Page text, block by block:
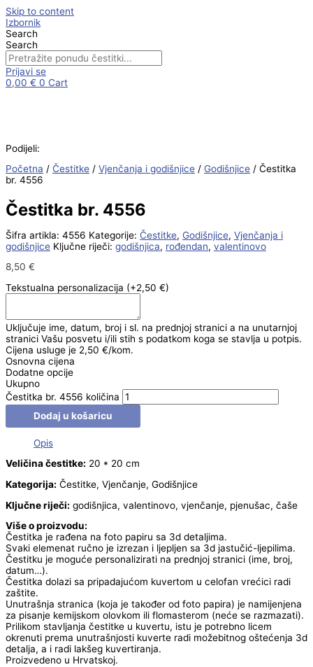
Skip to content
Izbornik
Search
Search
Prijavi se
0,00 € 0 Cart
Podijeli:
Početna / Čestitke / Vjenčanja i godišnjice / Godišnjice / Čestitka
br. 4556
Čestitka br. 4556
Šifra artikla: 4556 Kategorije: Čestitke, Godišnjice, Vjenčanja i
godišnjice Ključne riječi: godišnjica, rođendan, valentinovo
8,50 €
Tekstualna personalizacija (+2,50 €)
Uključuje ime, datum, broj i sl. na prednjoj stranici a na unutarnjoj
stranici Vašu posvetu i/ili stih s podatkom koga se stavlja u potpis.
Cijena usluge je 2,50 €/kom.
Osnovna cijena
Dodatne opcije
Ukupno
Čestitka br. 4556 količina
Dodaj u košaricu
Opis
Veličina čestitke: 20 * 20 cm
Kategorija: Čestitke, Vjenčanje, Godišnjice
Ključne riječi: godišnjica, valentinovo, vjenčanje, pjenušac, čaše
Više o proizvodu:
Čestitka je rađena na foto papiru sa 3d detaljima.
Svaki elemenat ručno je izrezan i ljepljen sa 3d jastučić-ljepilima.
Čestitku je moguće personalizirati na prednjoj stranici (ime, broj,
datum…).
Čestitka dolazi sa pripadajućom kuvertom u celofan vrećici radi
zaštite.
Unutrašnja stranica (koja je također od foto papira) je namijenjena
za pisanje kemijskom olovkom ili flomasterom (neće se razmazati).
Prilikom stavljanja čestitke u kuvertu, istu je potrebno licem
okrenuti prema unutrašnjosti kuverte radi možebitnog oštećenja 3d
detalja, a i radi lakšeg kuvertiranja.
Proizvedeno u Hrvatskoj.